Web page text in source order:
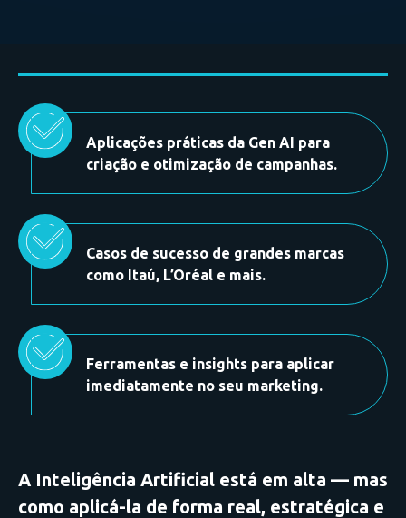
A Inteligência Artificial está em alta — mas
como aplicá-la de forma real, estratégica e
Aplicações práticas da Gen AI para
criação e otimização de campanhas.
Casos de sucesso de grandes marcas
como Itaú, L’Oréal e mais.
Ferramentas e insights para aplicar
imediatamente no seu marketing.